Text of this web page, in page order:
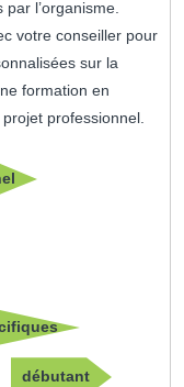
l’organisme.
votre conseiller pour
sur la
formation en
professionnel.
débutant